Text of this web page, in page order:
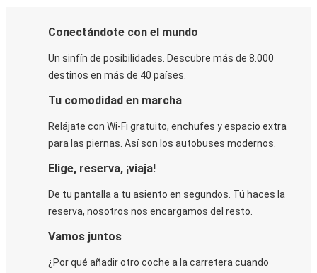
Conectándote con el mundo
Un sinfín de posibilidades. Descubre más de 8.000
destinos en más de 40 países.
Tu comodidad en marcha
Relájate con Wi-Fi gratuito, enchufes y espacio extra
para las piernas. Así son los autobuses modernos.
Elige, reserva, ¡viaja!
De tu pantalla a tu asiento en segundos. Tú haces la
reserva, nosotros nos encargamos del resto.
Vamos juntos
¿Por qué añadir otro coche a la carretera cuando